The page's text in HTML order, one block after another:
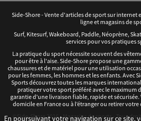
Side-Shore - Vente d'articles de sport sur internet
ligne et magasins de
Surf, Kitesurf, Wakeboard, Paddle, Néoprène,
services pour vos pratiques
La pratique du sport nécessite souvent des
pour être à l'aise. Side-Shore propose une
chaussures et de matériel pour une utilisation
pour les femmes, les hommes et les enfants. Avec
Sports découvrez toutes les marques
pratiquer votre sport préféré avec le maximum
garantie d'une livraison fiable, rapide et
domicile en France ou à l’étranger ou retirer
©Side-Shore 2016 - Magasins de sports - Tous
En poursuivant votre navigation sur ce site,